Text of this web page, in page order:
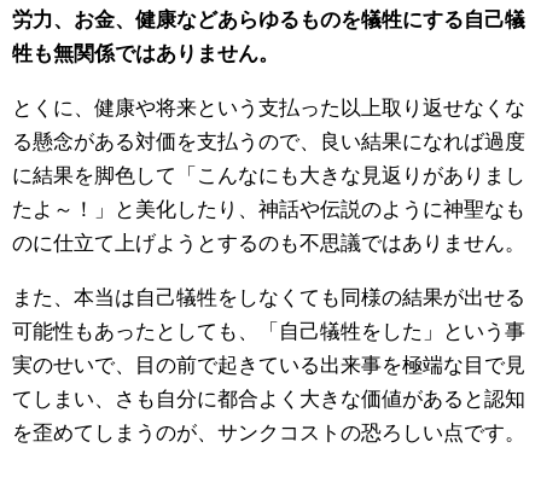
労力、お金、健康などあらゆるものを犠牲にする自己犠
牲も無関係ではありません。
とくに、健康や将来という支払った以上取り返せなくな
る懸念がある対価を支払うので、良い結果になれば過度
に結果を脚色して「こんなにも大きな見返りがありまし
たよ～！」と美化したり、神話や伝説のように神聖なも
のに仕立て上げようとするのも不思議ではありません。
また、本当は自己犠牲をしなくても同様の結果が出せる
可能性もあったとしても、「自己犠牲をした」という事
実のせいで、目の前で起きている出来事を極端な目で見
てしまい、さも自分に都合よく大きな価値があると認知
を歪めてしまうのが、サンクコストの恐ろしい点です。